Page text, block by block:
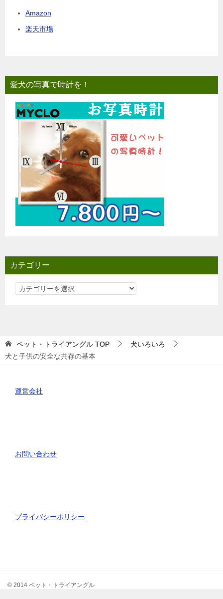
Amazon
楽天市場
愛犬の写真で時計を！
カテゴリー
カ
ペット・トライアングル TOP
犬いろいろ
犬と子供の安全な共存の基本
運営会社
お問い合わせ
プライバシーポリシー
© 2014 ペット・トライアングル